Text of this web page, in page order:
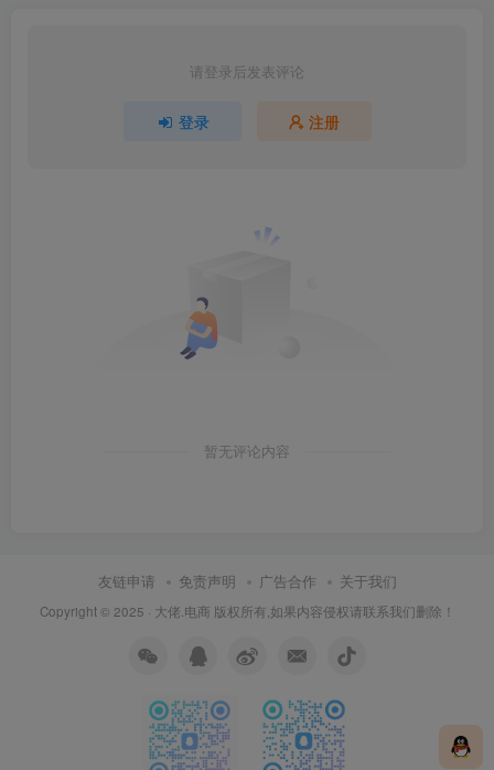
请登录后发表评论
登录 注册
暂无评论内容
友链申请 免责声明 广告合作 关于我们
Copyright © 2025 · 大佬.电商 版权所有,如果内容侵权请联系我们删除！